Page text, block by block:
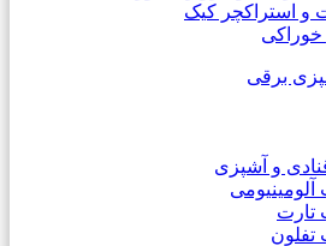
و استراکچر کیک
برقی
و آشپزی
آلومینیومی
تارت
تفلون